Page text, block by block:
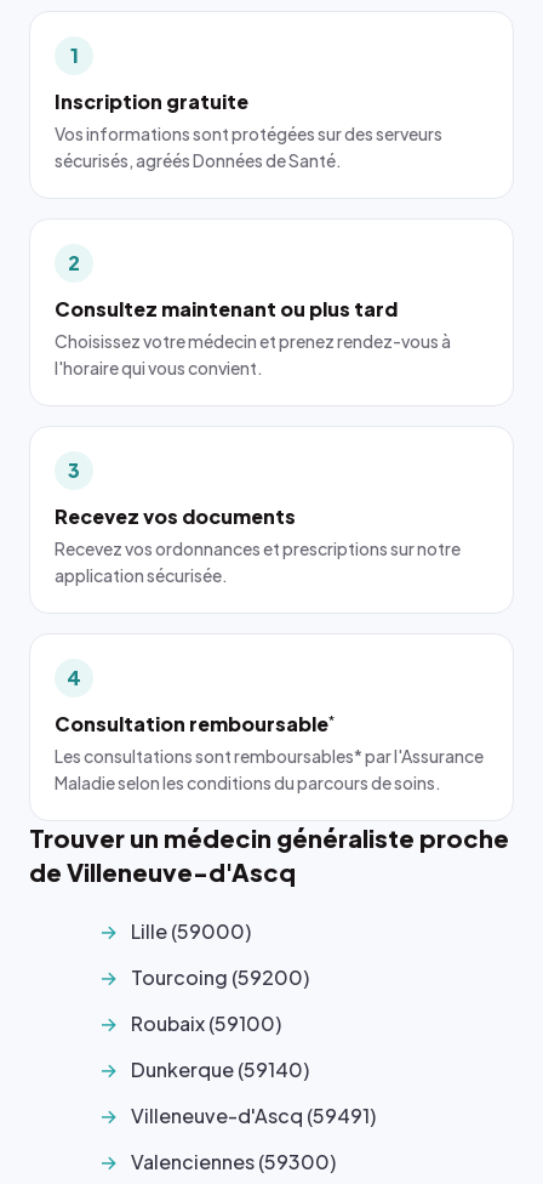
1
Inscription gratuite
Vos informations sont protégées sur des serveurs
sécurisés, agréés Données de Santé.
2
Consultez maintenant ou plus tard
Choisissez votre médecin et prenez rendez-vous à
l'horaire qui vous convient.
3
Recevez vos documents
Recevez vos ordonnances et prescriptions sur notre
application sécurisée.
4
Consultation remboursable*
Les consultations sont remboursables* par l'Assurance
Maladie selon les conditions du parcours de soins.
Trouver un médecin généraliste proche
de Villeneuve-d'Ascq
Lille (59000)
Tourcoing (59200)
Roubaix (59100)
Dunkerque (59140)
Villeneuve-d'Ascq (59491)
Valenciennes (59300)